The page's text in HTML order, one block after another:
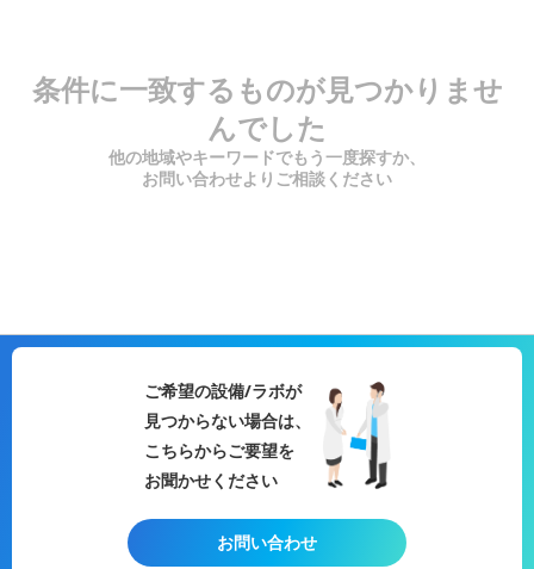
条件に一致するものが見つかりませ
んでした
他の地域やキーワードでもう一度探すか、
お問い合わせよりご相談ください
ご希望の設備/ラボが
見つからない場合は、
こちらからご要望を
お聞かせください
お問い合わせ